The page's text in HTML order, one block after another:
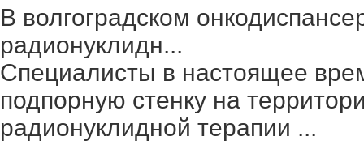
В волгоградском
радионуклидн...
Специалисты в настоящее
подпорную стенку на
радионуклидной терапии ...